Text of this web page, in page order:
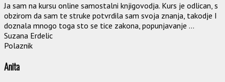
Ja sam na kursu online samostalni knjigovodja. Kurs je odlican, s
obzirom da sam te struke potvrdila sam svoja znanja, takodje I
doznala mnogo toga sto se tice zakona, popunjavanje ...
Suzana Erdelic
Polaznik
Anita